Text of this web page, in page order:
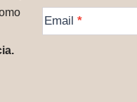
Information
Email*